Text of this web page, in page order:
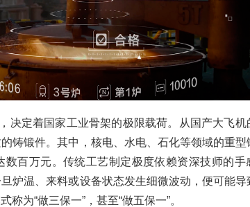
决定着国家工业骨架的极限载荷。从国产大飞机
铸锻件。其中，核电、水电、石化等领域的重型
百万元。传统工艺制定极度依赖资深技师的手
炉温、来料或设备状态发生细微波动，便可能导
为“做三保一”，甚至“做五保一”。